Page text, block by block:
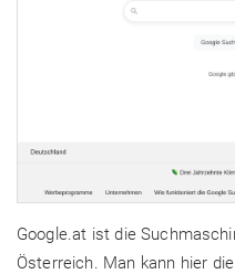
Google.at ist die
Österreich. Man kann hier